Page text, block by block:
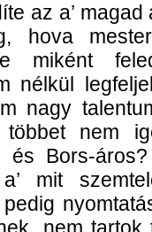
az a’
hova
miként
nélkül
nagy
többet nem
és Bors-
mit